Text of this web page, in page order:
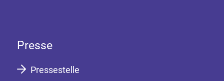
Presse
Pressestelle